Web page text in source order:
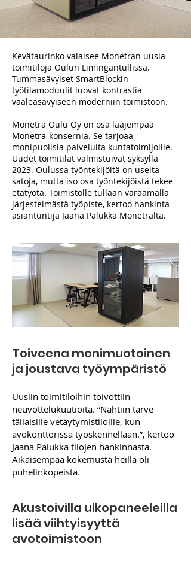
Kevätaurinko valaisee Monetran uusia
toimitiloja Oulun Limingantullissa.
Tummasävyiset SmartBlockin
työtilamoduulit luovat kontrastia
vaaleasävyiseen moderniin toimistoon.
Monetra Oulu Oy on osa laajempaa
Monetra-konsernia. Se tarjoaa
monipuolisia palveluita kuntatoimijoille.
Uudet toimitilat valmistuivat syksyllä
2023. Oulussa työntekijöitä on useita
satoja, mutta iso osa työntekijöistä tekee
etätyötä. Toimistolle tullaan varaamalla
järjestelmästä työpiste, kertoo hankinta-
asiantuntija Jaana Palukka Monetralta.
Toiveena monimuotoinen
ja joustava työympäristö
Uusiin toimitiloihin toivottiin
neuvottelukuutioita. “Nähtiin tarve
tällaisille vetäytymistiloille, kun
avokonttorissa työskennellään.”, kertoo
Jaana Palukka tilojen hankinnasta.
Aikaisempaa kokemusta heillä oli
puhelinkopeista.
Akustoivilla ulkopaneeleilla
lisää viihtyisyyttä
avotoimistoon